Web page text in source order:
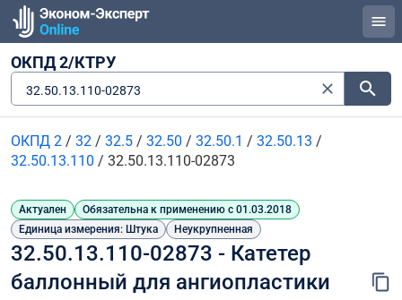
ОКПД 2/КТРУ
32.50.13.110-02873
ОКПД 2 / 32 / 32.5 / 32.50 / 32.50.1 / 32.50.13 /
32.50.13.110 / 32.50.13.110-02873
Актуален
Обязательна к применению с 01.03.2018
Единица измерения: Штука
Неукрупненная
32.50.13.110-02873 - Катетер
баллонный для ангиопластики